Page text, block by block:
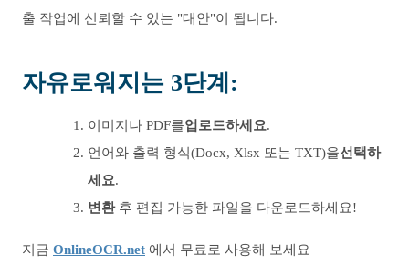
출 작업에 신뢰할 수 있는 "대안"이 됩니다.
자유로워지는 3단계:
이미지나 PDF를업로드하세요.
언어와 출력 형식(Docx, Xlsx 또는 TXT)을선택하
세요.
변환후 편집 가능한 파일을 다운로드하세요!
지금 OnlineOCR.net 에서 무료로 사용해 보세요